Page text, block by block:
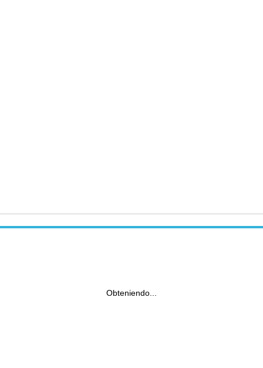
Obteniendo...